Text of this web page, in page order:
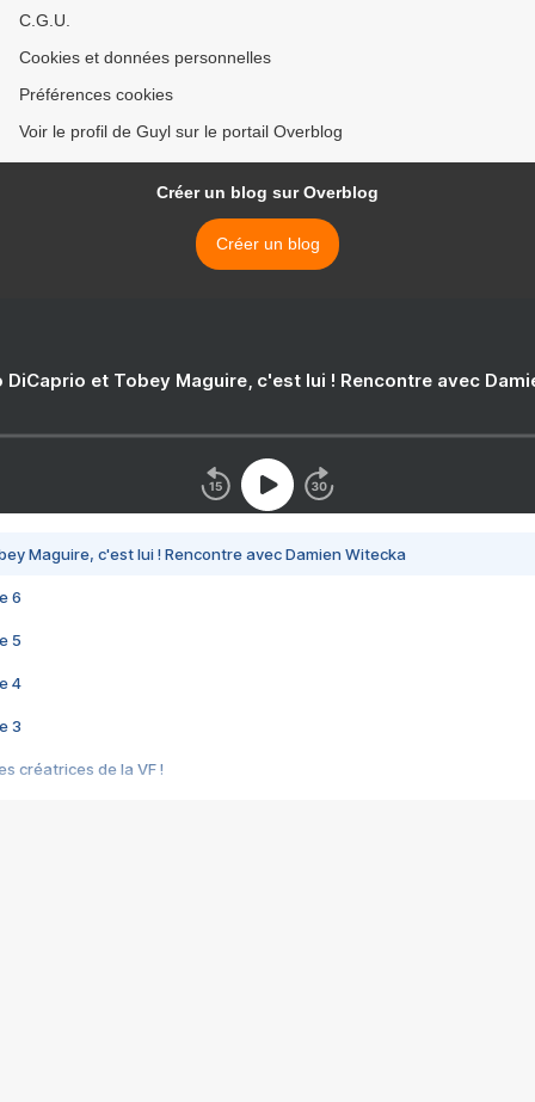
C.G.U.
Cookies et données personnelles
Préférences cookies
Voir le profil de Guyl sur le portail Overblog
Créer un blog sur Overblog
Créer un blog
DiCaprio et Tobey Maguire, c'est lui ! Rencontre avec
Maguire, c'est lui ! Rencontre avec Damien Witecka
6
5
4
3
créatrices de la VF !